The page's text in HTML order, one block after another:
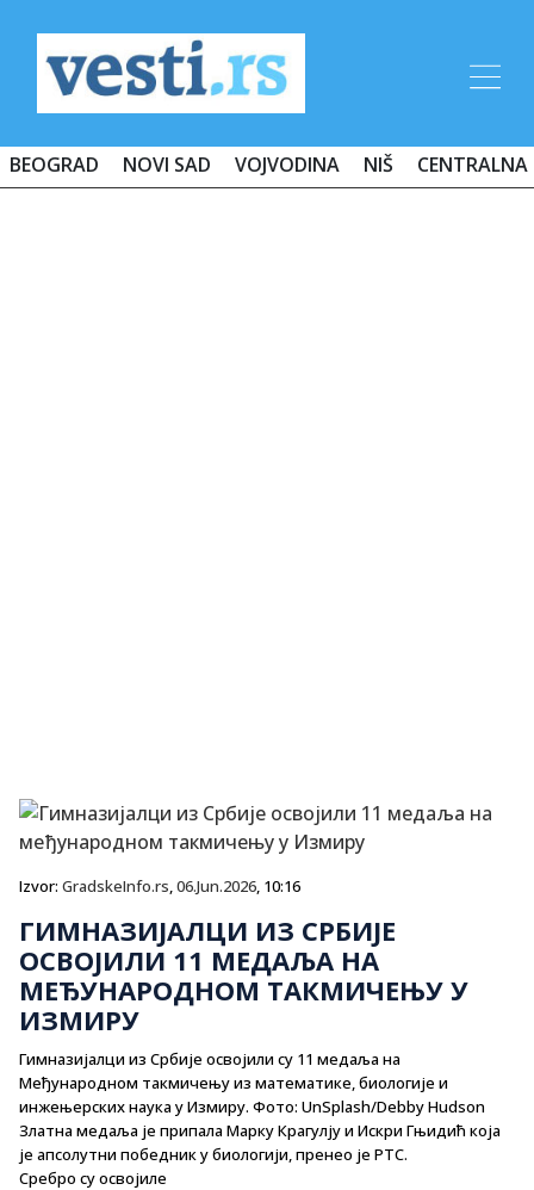
BEOGRAD NOVI SAD VOJVODINA NIŠ CENTRALNA
Izvor: GradskeInfo.rs,06.Jun.2026, 10:16
ГИМНАЗИЈАЛЦИ ИЗ СРБИЈЕ
ОСВОЈИЛИ 11 МЕДАЉА НА
МЕЂУНАРОДНОМ ТАКМИЧЕЊУ У
ИЗМИРУ
Гимназијалци из Србије освојили су 11 медаља на
Међународном такмичењу из математике, биологије и
инжењерских наука у Измиру. Фото: UnSplash/Debby Hudson
Златна медаља је припала Марку Крагулју и Искри Гњидић која
је апсолутни победник у биологији, пренео је РТС.
Сребро су освојиле